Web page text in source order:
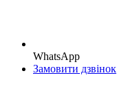
WhatsApp
Замовити дзвінок